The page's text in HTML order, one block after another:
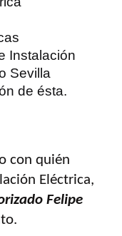
Instalación
Sevilla
de ésta.
con quién
Eléctrica,
Felipe